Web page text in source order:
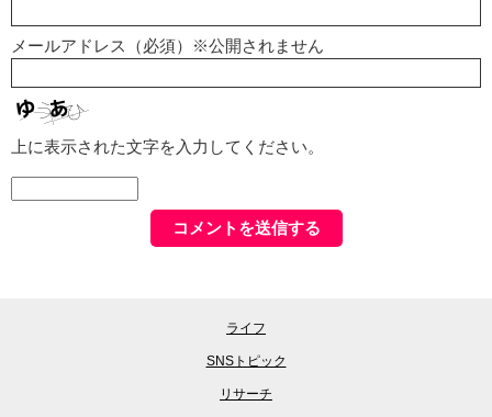
メールアドレス（必須）※公開されません
上に表示された文字を入力してください。
ライフ
SNSトピック
リサーチ